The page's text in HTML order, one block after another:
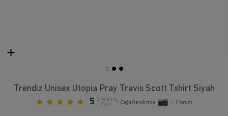
Trendiz Unisex Utopia Pray Travis Scott Tshirt Siyah
5 Ortalama
Puan
1 Değerlendirme • 1 Yorum